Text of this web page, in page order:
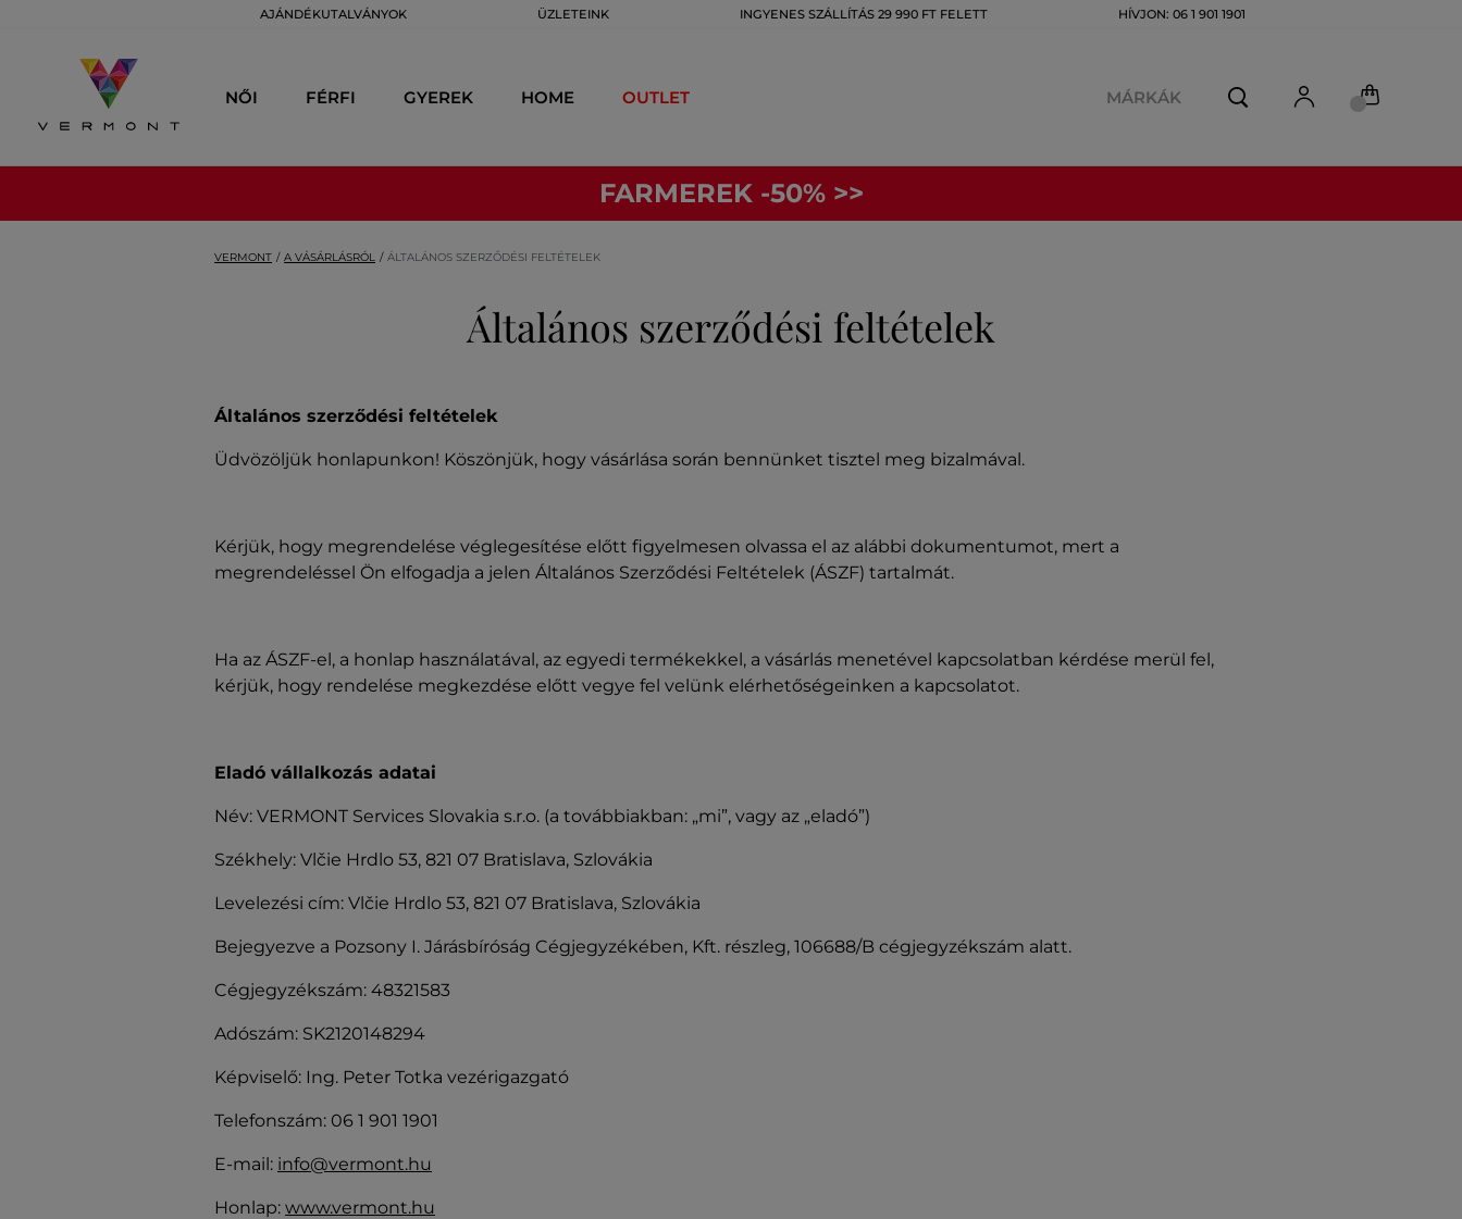
AJÁNDÉKUTALVÁNYOK ÜZLETEINK INGYENES SZÁLLÍTÁS 29 990 FT FELETT HÍVJON: 06 1 901 1901
NŐI FÉRFI GYEREK HOME OUTLET MÁRKÁK
FARMEREK -50% >>
VERMONT A VÁSÁRLÁSRÓL ÁLTALÁNOS SZERZŐDÉSI FELTÉTELEK
Általános szerződési feltételek
Általános szerződési feltételek
Üdvözöljük honlapunkon! Köszönjük, hogy vásárlása során bennünket tisztel meg bizalmával.
Kérjük, hogy megrendelése véglegesítése előtt figyelmesen olvassa el az alábbi dokumentumot, mert a
megrendeléssel Ön elfogadja a jelen Általános Szerződési Feltételek (ÁSZF) tartalmát.
Ha az ÁSZF-el, a honlap használatával, az egyedi termékekkel, a vásárlás menetével kapcsolatban kérdése merül fel,
kérjük, hogy rendelése megkezdése előtt vegye fel velünk elérhetőségeinken a kapcsolatot.
Eladó vállalkozás adatai
Név: VERMONT Services Slovakia s.r.o. (a továbbiakban: „mi”, vagy az „eladó”)
Székhely: Vlčie Hrdlo 53, 821 07 Bratislava, Szlovákia
Levelezési cím: Vlčie Hrdlo 53, 821 07 Bratislava, Szlovákia
Bejegyezve a Pozsony I. Járásbíróság Cégjegyzékében, Kft. részleg, 106688/B cégjegyzékszám alatt.
Cégjegyzékszám: 48321583
Adószám: SK2120148294
Képviselő: Ing. Peter Totka vezérigazgató
Telefonszám: 06 1 901 1901
E-mail: info@vermont.hu
Honlap: www.vermont.hu